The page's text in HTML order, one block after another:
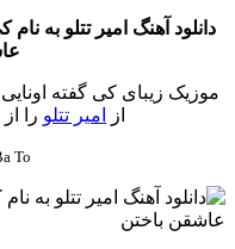
دانلود آهنگ امیر تتلو به
موزیک زیبای کی گفته
از
امیر تتلو را
To